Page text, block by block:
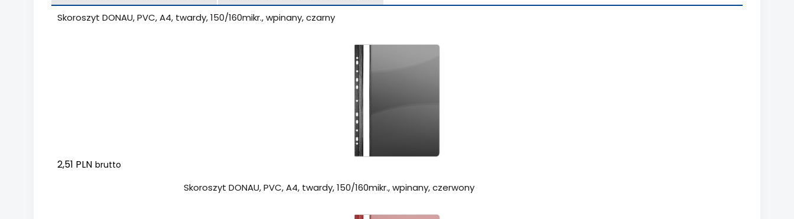
Skoroszyt DONAU, PVC, A4, twardy, 150/160mikr., wpinany, czarny
2,51 PLN brutto
Skoroszyt DONAU, PVC, A4, twardy, 150/160mikr., wpinany, czerwony